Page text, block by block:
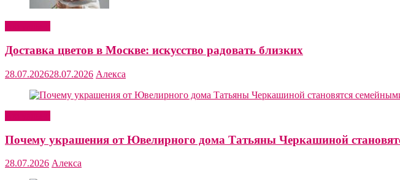
Доставка цветов в Москве: искусство радовать близких
28.07.202628.07.2026 Алекса
Почему украшения от Ювелирного дома Татьяны Черкашиной
28.07.2026 Алекса